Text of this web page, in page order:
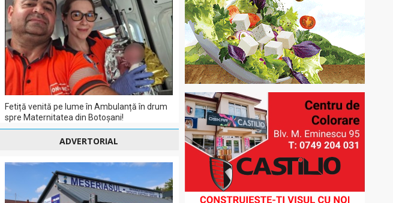
Fetiță venită pe lume în Ambulanță în drum
spre Maternitatea din Botoșani!
ADVERTORIAL